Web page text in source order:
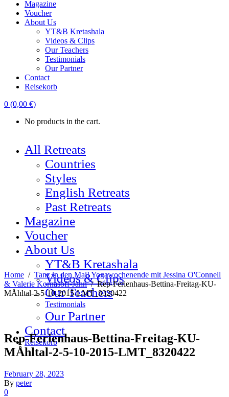
Magazine
Voucher
About Us
YT&B Kretashala
Videos & Clips
Our Teachers
Testimonials
Our Partner
Contact
Reisekorb
0 (0,00 €)
No products in the cart.
All Retreats
Countries
Styles
English Retreats
Past Retreats
Magazine
Voucher
About Us
YT&B Kretashala
Videos & Clips
Our Teachers
Testimonials
Our Partner
Contact
Reisekorb
Home / Tanz in den Mai! Yogawochenende mit Jessina O'Connell
& Valerie Kornasoff-Jahn/Rep-Ferienhaus-Bettina-Freitag-KU-
MÅhltal-2-5-10-2015-LMT_8320422
Rep-Ferienhaus-Bettina-Freitag-KU-
MÅhltal-2-5-10-2015-LMT_8320422
February 28, 2023
By peter
0